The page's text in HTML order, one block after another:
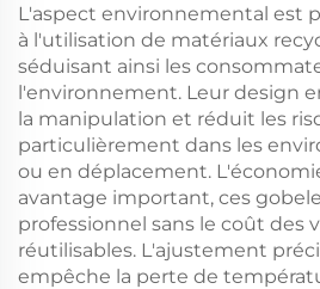
L'aspect environnemental est
à l'utilisation de matériaux
séduisant ainsi les
l'environnement. Leur design
la manipulation et réduit les
particulièrement dans les
ou en déplacement.
avantage important, ces
professionnel sans le coût des
réutilisables. L'ajustement
empêche la perte de